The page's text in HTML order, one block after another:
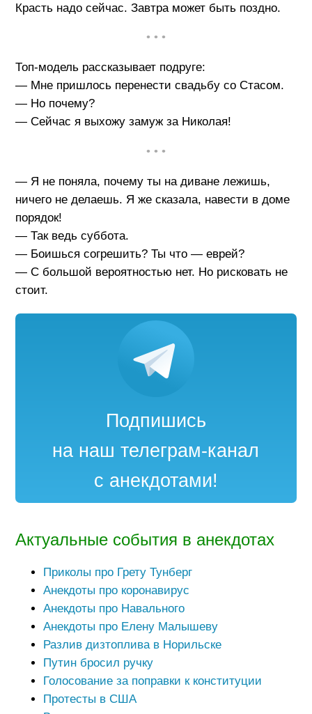
Красть надо сейчас. Завтра может быть поздно.
• • •
Топ-модель рассказывает подруге:
— Мне пришлось перенести свадьбу со Стасом.
— Но почему?
— Сейчас я выхожу замуж за Николая!
• • •
— Я не поняла, почему ты на диване лежишь,
ничего не делаешь. Я же сказала, навести в доме
порядок!
— Так ведь суббота.
— Боишься согрешить? Ты что — еврей?
— С большой вероятностью нет. Но рисковать не
стоит.
Подпишись
на наш телеграм-канал
с анекдотами!
Актуальные события в анекдотах
Приколы про Грету Тунберг
Анекдоты про коронавирус
Анекдоты про Навального
Анекдоты про Елену Малышеву
Разлив дизтоплива в Норильске
Путин бросил ручку
Голосование за поправки к конституции
Протесты в США